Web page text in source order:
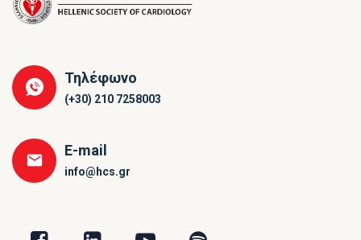
Τηλέφωνο
(+30) 210 7258003
E-mail
info@hcs.gr